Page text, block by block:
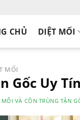
CHỦ DIỆT MỐI
MỐI
Gốc Uy
MỐI VÀ CÔN TRÙNG TẬN